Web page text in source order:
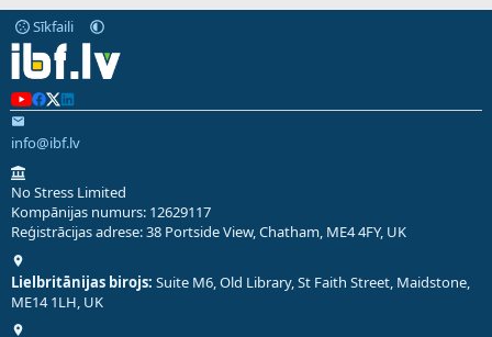
Sīkfaili
info@ibf.lv
No Stress Limited
Kompānijas numurs: 12629117
Reģistrācijas adrese: 38 Portside View, Chatham, ME4 4FY, UK
Lielbritānijas birojs: Suite M6, Old Library, St Faith Street, Maidstone,
ME14 1LH, UK